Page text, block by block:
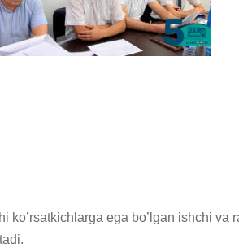
ega bo’lgan ishchi va